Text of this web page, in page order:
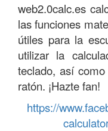
web2.0calc.es
las funciones
útiles para la
utilizar la
teclado, así
ratón. ¡Hazte fan!
https://